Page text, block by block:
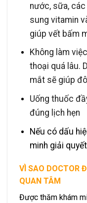
nước, sữa,
sung vitamin
giúp vết bấm
Không làm
thoại quá lâu.
mắt sẽ giúp
Uống thuốc
đúng lịch hẹn
Nếu có dấu
minh giải
VÌ SAO DOCTOR
QUAN TÂM
Được thăm khám